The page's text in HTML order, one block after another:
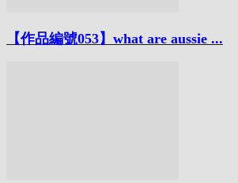
【作品編號053】what are aussie ...